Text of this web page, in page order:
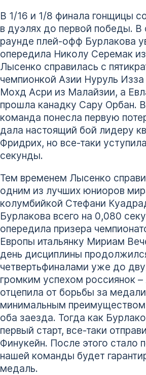
В 1/16 и 1/8 финала гонщицы
в дуэлях до первой победы. В
раунде плей-офф Бурлакова
опередила Николу Серемак
Лысенко справилась с
чемпионкой Азии Нуруль Изза
Мохд Асри из Малайзии, а
прошла канадку Сару Орбан.
команда понесла первую
дала настоящий бой лидеру
Фридрих, но все-таки
секунды.
Тем временем Лысенко
одним из лучших юниоров
колумбийкой Стефани
Бурлакова всего на 0,080
опередила призера
Европы итальянку Мириам
день дисциплины
четвертьфиналами уже до
громким успехом россиянок
отцепила от борьбы за
минимальным преимуществом
оба заезда. Тогда как
первый старт, все-таки
Финукейн. После этого стало
нашей команды будет
медаль.